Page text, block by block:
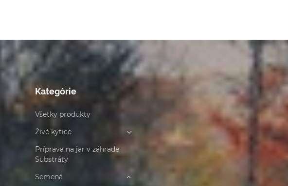
Kategórie
Všetky produkty
Živé kytice
Príprava na jar v záhrade
Substráty
Semená